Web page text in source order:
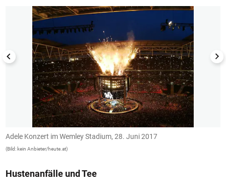
Adele Konzert im Wemley Stadium, 28. Juni 2017
(Bild: kein Anbieter/heute.at)
Hustenanfälle und Tee